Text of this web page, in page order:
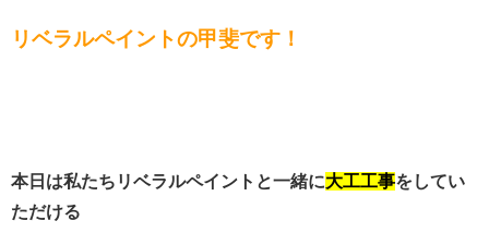
リベラルペイントの甲斐です！
本日は私たちリベラルペイントと一緒に大工工事をしてい
ただける